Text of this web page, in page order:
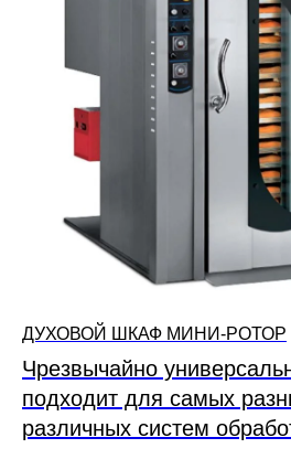
ДУХОВОЙ ШКАФ МИНИ-РОТОР
Чрезвычайно
подходит для самых
различных систем